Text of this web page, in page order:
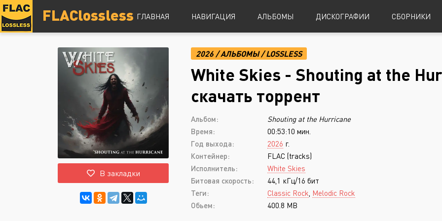
FLAClossless ГЛАВНАЯ НАВИГАЦИЯ
DSD
Hi-Res
Lossless
Vinyl
Топ 100
Alternative Rock
Indie Rock
Industrial Metal
Metalcore
Nu-Metal
Post-Hardcore
Punk Rock
Black Metal
Progressive Metal
Speed Metal
Blues
АЛЬБОМЫ ДИСКОГРАФИИ СБОРНИКИ
В закладки
2026 /АЛЬБОМЫ/LOSSLESS
White Skies - Shouting at the
скачать торрент
Альбом:
Shouting at the Hurricane
Время:
00:53:10 мин.
Год выхода:
2026 г.
Контейнер:
FLAC (tracks)
Исполнитель:
White Skies
Битовая скорость:
44,1 кГц/16 бит
Теги:
Classic Rock Melodic Rock
Обьем:
400.8 MB